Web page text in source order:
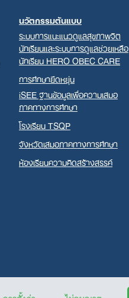
นวัตกรรมต้นแบบ
ระบบการแนะแนวดูแลสุขภาพจิต
นักเรียนและระบบการดูแลช่วยเหลือ
นักเรียน HERO OBEC CARE
การศึกษายืดหยุ่น
iSEE ฐานข้อมูลเพื่อความเสมอ
ภาคทางการศึกษา
โรงเรียน TSQP
จังหวัดเสมอภาคทางการศึกษา
ห้องเรียนความคิดสร้างสรรค์